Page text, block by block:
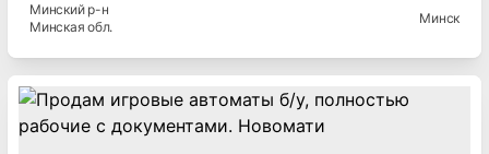
Минскийр-н
Минская обл.
Минск